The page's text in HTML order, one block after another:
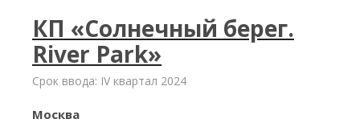
КП «Солнечный берег.
River Park»
Срок ввода: IV квартал 2024
Москва